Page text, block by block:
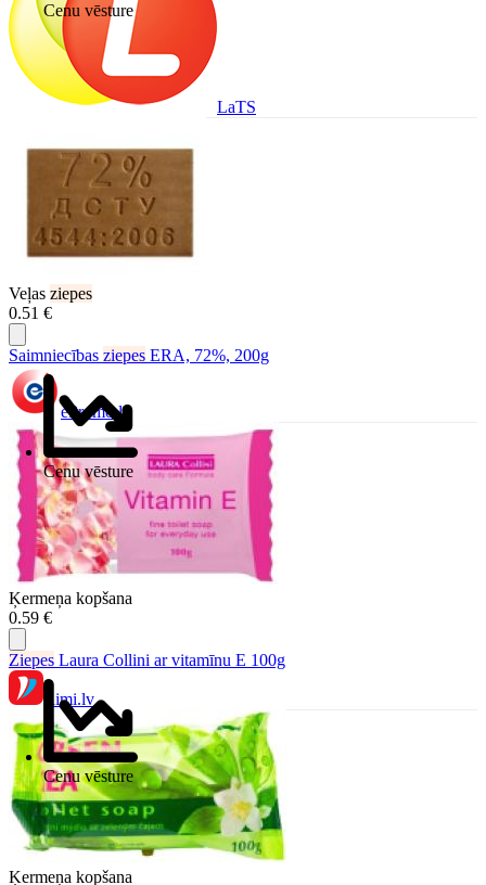
Cenu vēsture
LaTS
Veļas ziepes
0.51 €
Cenu vēsture
Saimniecības ziepes ERA, 72%, 200g
ePromo.lv
Ķermeņa kopšana
0.59 €
Cenu vēsture
Ziepes Laura Collini ar vitamīnu E 100g
Rimi.lv
Ķermeņa kopšana